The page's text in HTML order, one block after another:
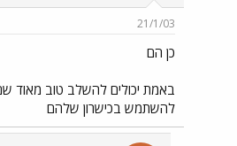
21/1/03
כן הם
באמת יכולים להשלב טוב מאוד
להשתמש בכישרון שלהם